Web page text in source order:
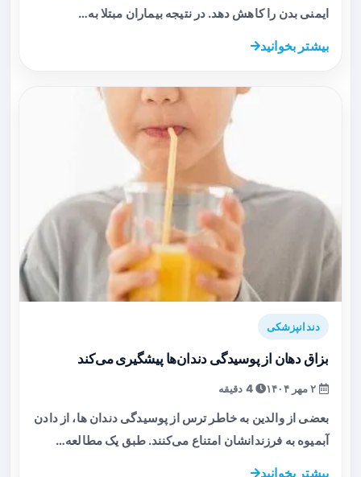
ایمنی بدن را کاهش دهد. در نتیجه بیماران مبتلا به…
بیشتر بخوانید
دندانپزشکی
بزاق دهان از پوسیدگی دندان‌ها پیشگیری می‌کند
4 دقیقه
بعضی از والدین به خاطر ترس از پوسیدگی دندان ها، از دادن
آبمیوه به فرزندانشان امتناع می‌کنند. طبق یک مطالعه…
بیشتر بخوانید